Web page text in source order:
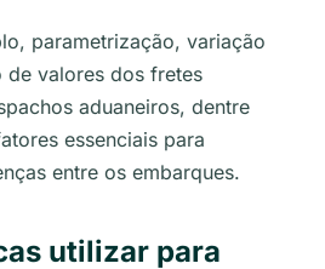
parametrização, variação
de valores dos fretes
aduaneiros, dentre
essenciais para
entre os embarques.
utilizar para